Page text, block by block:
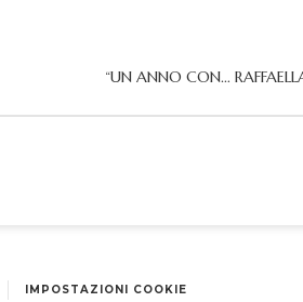
“UN ANNO CON…
IMPOSTAZIONI COOKIE